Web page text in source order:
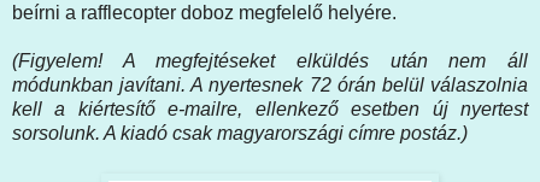
beírni a rafflecopter doboz megfelelő helyére.
(Figyelem! A megfejtéseket elküldés után nem áll
módunkban javítani. A nyertesnek 72 órán belül válaszolnia
kell a kiértesítő e-mailre, ellenkező esetben új nyertest
sorsolunk. A kiadó csak magyarországi címre postáz.)